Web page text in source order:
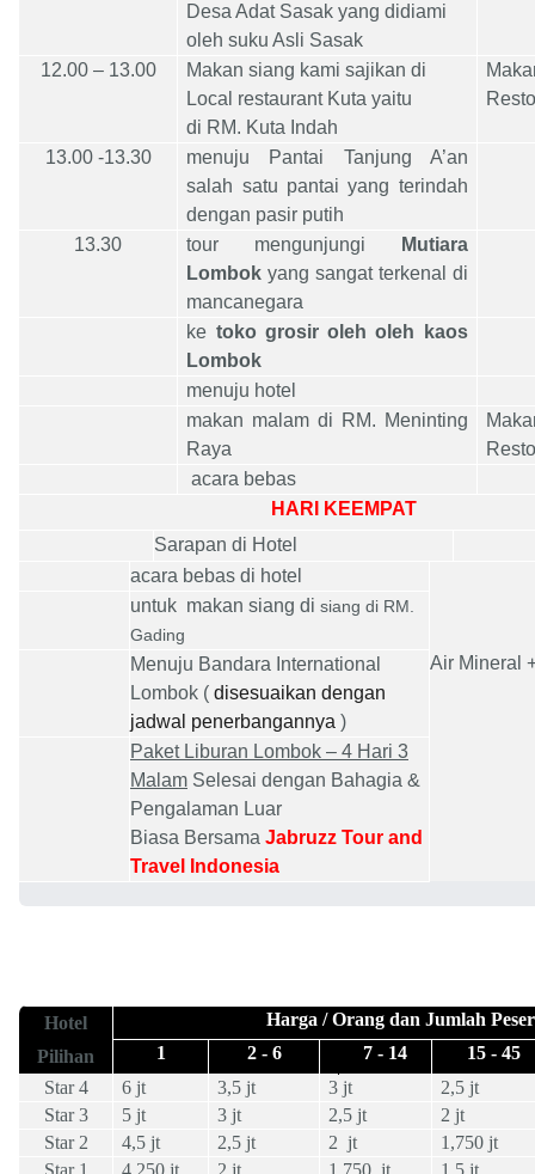
Desa Adat Sasak yang didiami
oleh suku Asli Sasak
12.00 – 13.00
Makan siang kami sajikan di
Local restaurant Kuta yaitu
di RM. Kuta Indah
M
13.00 -13.30
menuju Pantai Tanjung A’an
salah satu pantai yang terindah
dengan pasir putih
13.30
tour mengunjungi
Mutiara
Lombok yang sangat terkenal di
mancanegara
ke toko grosir oleh oleh kaos
Lombok
menuju hotel
makan malam di RM. Meninting
Raya
M
acara bebas
HARI KEEMPAT
Sarapan di Hotel
acara bebas di hotel
untuk makan siang di siang di RM.
Gading
Menuju Bandara International
Lombok ( disesuaikan dengan
jadwal penerbangannya )
Air Mineral
Paket Liburan Lombok – 4 Hari 3
Malam Selesai dengan Bahagia &
Pengalaman Luar
Biasa Bersama Jabruzz Tour and
Travel Indonesia
Hotel
Pilihan
Harga / Orang dan Jumlah
1
2 - 6 7 - 14
15 - 45
Star 4
6 jt 3,5 jt 3 jt
2,5 jt
Star 3
5 jt 3 jt 2,5 jt
2 jt
Star 2
4,5 jt 2,5 jt 2 jt
1,750 jt
Star 1
4,250 jt 2 jt 1,750 jt 1,5 jt